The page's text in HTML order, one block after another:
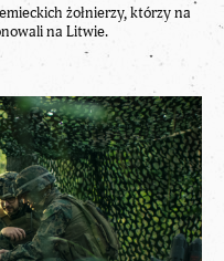
żołnierzy, którzy na
na Litwie.